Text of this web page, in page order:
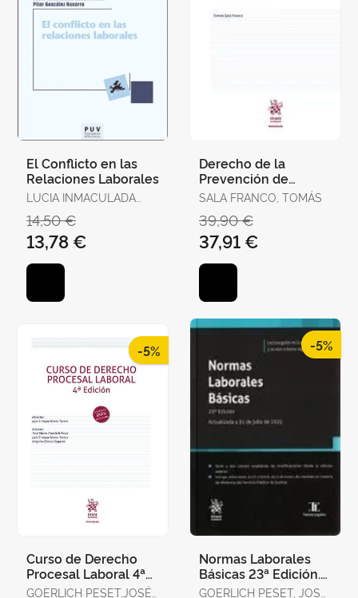
El Conflicto en las
Relaciones Laborales
LUCIA INMACULADA
GONZALEZ NAVARRO
14,50 €
13,78 €
Derecho de la
Prevención de
Riesgos Laborales
SALA FRANCO, TOMÁS
39,90 €
37,91 €
-5%
Curso de Derecho
Procesal Laboral 4ª
Edición
GOERLICH PESET,JOSÉ
-5%
Normas Laborales
Básicas 23ª Edición.
Actualizada a 31 de
GOERLICH PESET, JOSÉ